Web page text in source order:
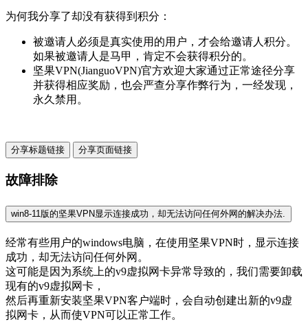
为何我分享了却没有获得到积分：
被邀请人必须是真实使用的用户，才会给邀请人积分。
如果被邀请人是马甲，肯定不会获得积分的。
坚果VPN(JianguoVPN)官方欢迎大家通过正常途径分享
并获得相应奖励，也会严查分享作弊行为，一经发现，
永久禁用。
分享标题链接 分享页面链接
故障排除
win8-11版的坚果VPN显示连接成功，却无法访问任何外网的解决办法.
经常有些用户的windows电脑，在使用坚果VPN时，显示连接
成功，却无法访问任何外网。
这可能是因为系统上的v9虚拟网卡异常导致的，我们需要卸载
现有的v9虚拟网卡，
然后再重新安装坚果VPN客户端时，会自动创建出新的v9虚
拟网卡，从而使VPN可以正常工作。